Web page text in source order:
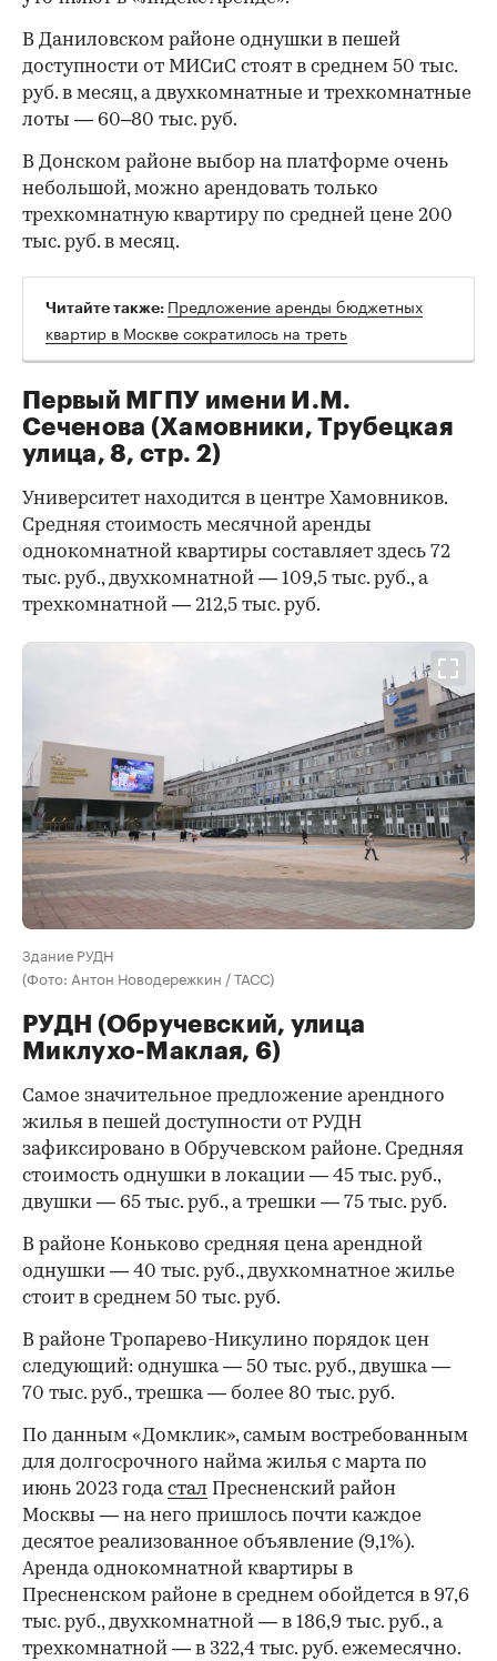
В Даниловском районе однушки в пешей
доступности от МИСиС стоят в среднем 50 тыс.
руб. в месяц, а двухкомнатные и трехкомнатные
лоты — 60–80 тыс. руб.
В Донском районе выбор на платформе очень
небольшой, можно арендовать только
трехкомнатную квартиру по средней цене 200
тыс. руб. в месяц.
Читайте также: Предложение аренды бюджетных
квартир в Москве сократилось на треть
Первый МГПУ имени И.М.
Сеченова (Хамовники, Трубецкая
улица, 8, стр. 2)
Университет находится в центре Хамовников.
Средняя стоимость месячной аренды
однокомнатной квартиры составляет здесь 72
тыс. руб., двухкомнатной — 109,5 тыс. руб., а
трехкомнатной — 212,5 тыс. руб.
Здание РУДН
(Фото: Антон Новодережкин / ТАСС)
РУДН (Обручевский, улица
Миклухо-Маклая, 6)
Самое значительное предложение арендного
жилья в пешей доступности от РУДН
зафиксировано в Обручевском районе. Средняя
стоимость однушки в локации — 45 тыс. руб.,
двушки — 65 тыс. руб., а трешки — 75 тыс. руб.
В районе Коньково средняя цена арендной
однушки — 40 тыс. руб., двухкомнатное жилье
стоит в среднем 50 тыс. руб.
В районе Тропарево-Никулино порядок цен
следующий: однушка — 50 тыс. руб., двушка —
70 тыс. руб., трешка — более 80 тыс. руб.
По данным «Домклик», самым востребованным
для долгосрочного найма жилья с марта по
июнь 2023 годастал Пресненский район
Москвы — на него пришлось почти каждое
десятое реализованное объявление (9,1%).
Аренда однокомнатной квартиры в
Пресненском районе в среднем обойдется в 97,6
тыс. руб., двухкомнатной — в 186,9 тыс. руб., а
трехкомнатной — в 322,4 тыс. руб. ежемесячно.